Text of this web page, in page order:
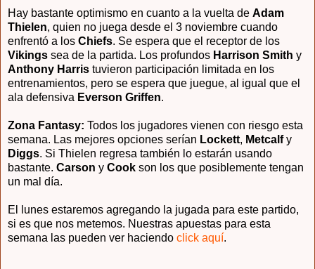
Hay bastante optimismo en cuanto a la vuelta de Adam
Thielen, quien no juega desde el 3 noviembre cuando
enfrentó a los Chiefs. Se espera que el receptor de los
Vikings sea de la partida. Los profundos Harrison Smith y
Anthony Harris tuvieron participación limitada en los
entrenamientos, pero se espera que juegue, al igual que el
ala defensiva Everson Griffen.
Zona Fantasy: Todos los jugadores vienen con riesgo esta
semana. Las mejores opciones serían Lockett, Metcalfy
Diggs. Si Thielen regresa también lo estarán usando
bastante. Carson y Cook son los que posiblemente tengan
un mal día.
El lunes estaremos agregando la jugada para este partido,
si es que nos metemos. Nuestras apuestas para esta
semana las pueden ver haciendo click aquí.